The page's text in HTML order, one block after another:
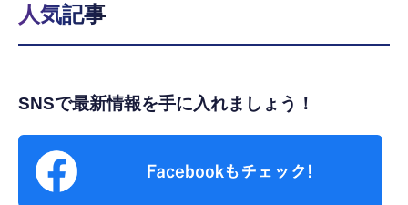
人気記事
SNSで最新情報を手に入れましょう！